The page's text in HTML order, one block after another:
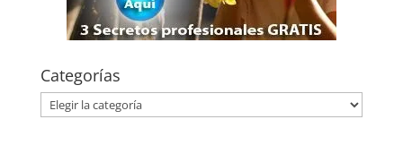
Categorías
Categorías